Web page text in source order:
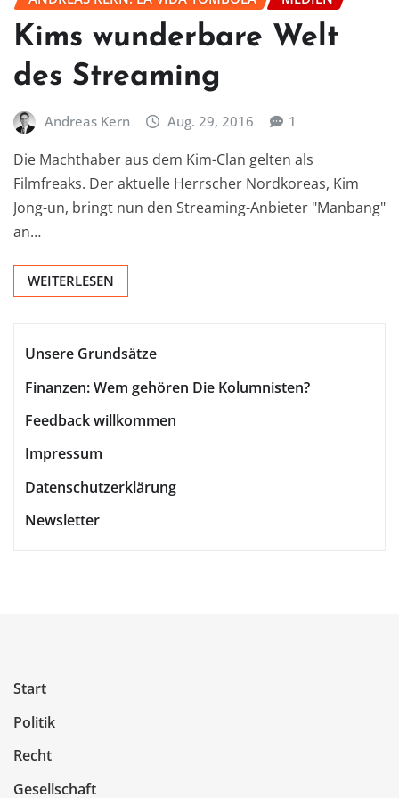
Kims wunderbare Welt
des Streaming
Andreas Kern Aug. 29, 2016 1
Die Machthaber aus dem Kim-Clan gelten als
Filmfreaks. Der aktuelle Herrscher Nordkoreas, Kim
Jong-un, bringt nun den Streaming-Anbieter "Manbang"
an…
WEITERLESEN
Unsere Grundsätze
Finanzen: Wem gehören Die Kolumnisten?
Feedback willkommen
Impressum
Datenschutzerklärung
Newsletter
Start
Politik
Recht
Gesellschaft